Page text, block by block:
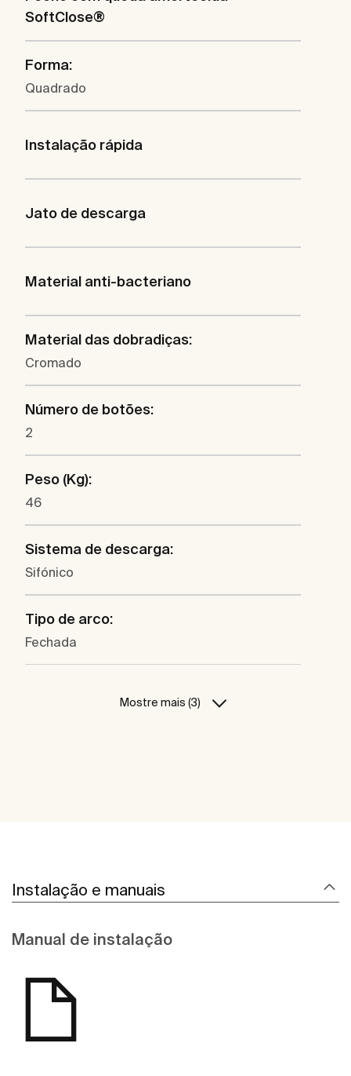
SoftClose®
Forma:
Quadrado
Instalação rápida
Jato de descarga
Material anti-bacteriano
Material das dobradiças:
Cromado
Número de botões:
2
Peso (Kg):
46
Sistema de descarga:
Sifónico
Tipo de arco:
Fechada
Mostre mais (3)
Instalação e manuais
Manual de instalação